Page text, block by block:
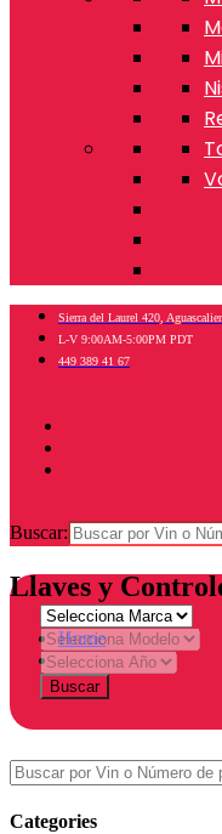
Sierra del Laurel 420,
L-V 9:00AM-5:00PM PDT
449 389 41 67
Buscar:
Llaves y
Home
Tienda
Buscar
Categories